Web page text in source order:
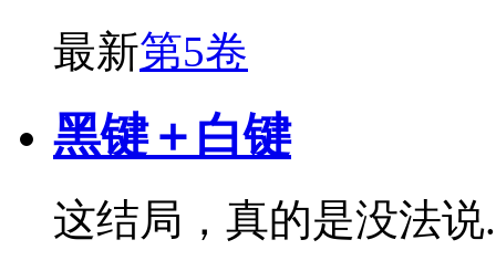
最新第5卷
黑键＋白键
这结局，真的是没法说